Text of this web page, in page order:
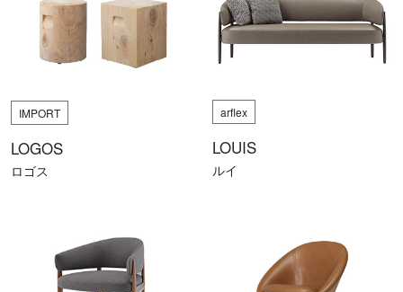
IMPORT
LOGOS
ロゴス
arflex
LOUIS
ルイ